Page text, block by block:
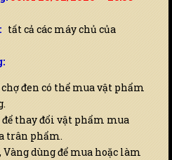
tất cả các máy chủ của
đen có thể mua vật phẩm
thay đổi vật phẩm mua
trân phẩm.
Vàng dùng để mua hoặc làm